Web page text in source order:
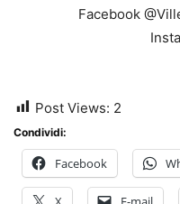
Facebook
Instagram
Twitter
Post Views: 2
Condividi:
Facebook